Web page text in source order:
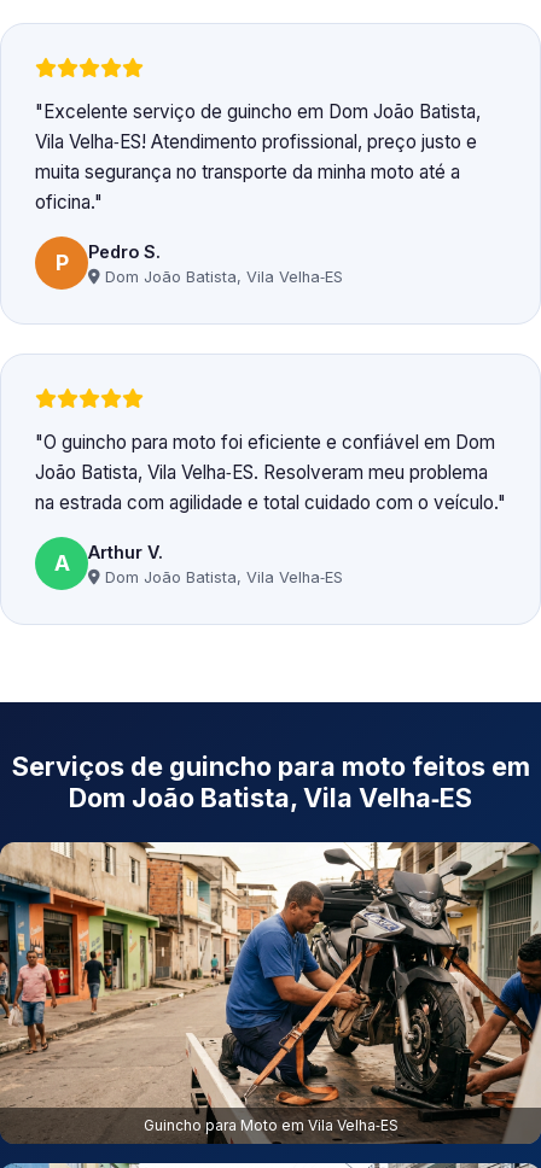
Excelente serviço de guincho em Dom João Batista,
Vila Velha‑ES! Atendimento profissional, preço justo e
muita segurança no transporte da minha moto até a
oficina.
P Pedro S.
Dom João Batista, Vila Velha‑ES
O guincho para moto foi eficiente e confiável em Dom
João Batista, Vila Velha‑ES. Resolveram meu problema
na estrada com agilidade e total cuidado com o veículo.
A Arthur V.
Dom João Batista, Vila Velha‑ES
Serviços de guincho para moto feitos em
Dom João Batista, Vila Velha‑ES
Guincho para Moto em Vila Velha‑ES